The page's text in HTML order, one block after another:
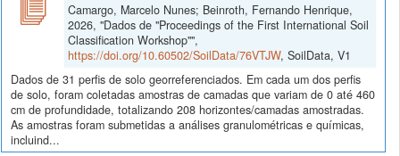
Camargo, Marcelo Nunes; Beinroth, Fernando Henrique,
2026, "Dados de "Proceedings of the First International Soil
Classification Workshop"",
https://doi.org/10.60502/SoilData/76VTJW, SoilData, V1
Dados de 31 perfis de solo georreferenciados. Em cada um dos perfis
de solo, foram coletadas amostras de camadas que variam de 0 até 460
cm de profundidade, totalizando 208 horizontes/camadas amostradas.
As amostras foram submetidas a análises granulométricas e químicas,
incluind...